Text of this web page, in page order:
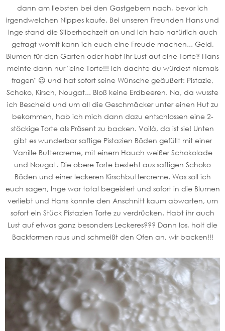
dann am liebsten bei den Gastgebern nach, bevor ich
irgendwelchen Nippes kaufe. Bei unseren Freunden Hans und
Inge stand die Silberhochzeit an und ich hab natürlich auch
gefragt womit kann ich euch eine Freude machen... Geld,
Blumen für den Garten oder habt ihr Lust auf eine Torte? Hans
meinte dann nur "eine Torte!!! Ich dachte du würdest niemals
fragen" 😉 und hat sofort seine Wünsche geäußert: Pistazie,
Schoko, Kirsch, Nougat... Bloß keine Erdbeeren. Na, da wusste
ich Bescheid und um all die Geschmäcker unter einen Hut zu
bekommen, hab ich mich dann dazu entschlossen eine 2-
stöckige Torte als Präsent zu backen. Voilà, da ist sie! Unten
gibt es wunderbar saftige Pistazien Böden gefüllt mit einer
Vanille Buttercreme, mit einem Hauch weißer Schokolade
und Nougat. Die obere Torte besteht aus saftigen Schoko
Böden und einer leckeren Kirschbuttercreme. Was soll ich
euch sagen, Inge war total begeistert und sofort in die Blumen
verliebt und Hans konnte den Anschnitt kaum abwarten, um
sofort ein Stück Pistazien Torte zu verdrücken. Habt ihr auch
Lust auf etwas ganz besonders Leckeres??? Dann los, holt die
Backformen raus und schmeißt den Ofen an, wir backen!!!